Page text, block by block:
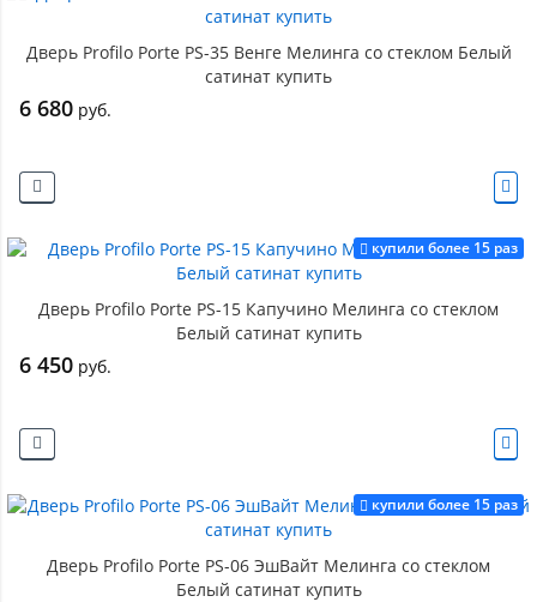
Дверь Profilo Porte PS-35 Венге Мелинга со стеклом Белый
сатинат купить
6 680 руб.
купили более 15 раз
Дверь Profilo Porte PS-15 Капучино Мелинга со стеклом
Белый сатинат купить
6 450 руб.
купили более 15 раз
Дверь Profilo Porte PS-06 ЭшВайт Мелинга со стеклом
Белый сатинат купить